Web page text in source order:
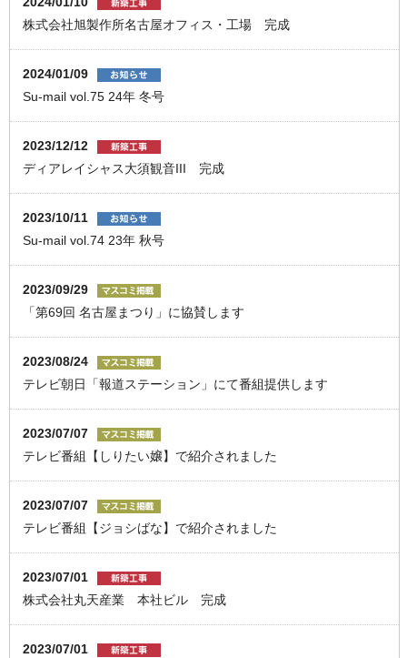
株式会社旭製作所名古屋オフィス・工場 完成
2024/01/09
Su-mail vol.75 24年 冬号
2023/12/12
ディアレイシャス⼤須観⾳III 完成
2023/10/11
Su-mail vol.74 23年 秋号
2023/09/29
「第69回 名古屋まつり」に協賛します
2023/08/24
テレビ朝日「報道ステーション」にて番組提供します
2023/07/07
テレビ番組【しりたい嬢】で紹介されました
2023/07/07
テレビ番組【ジョシばな】で紹介されました
2023/07/01
株式会社丸天産業 本社ビル 完成
2023/07/01